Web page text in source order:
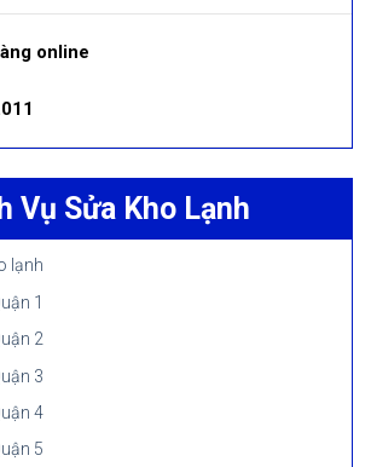
online
Vụ Sửa Kho Lạnh
lạnh
1
2
3
4
5